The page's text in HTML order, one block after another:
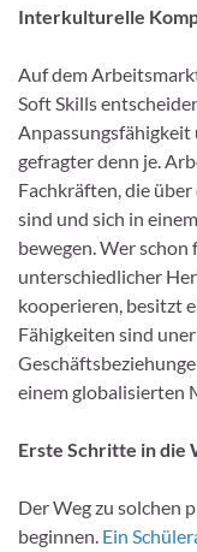
Interkulturelle
Auf dem
Soft Skills
Anpassungsfähigkeit
gefragter denn je.
Fachkräften, die
sind und sich in
bewegen. Wer
unterschiedlicher
kooperieren, besitzt
Fähigkeiten sind
einem globalisierten
Erste Schritte in
Der Weg zu solchen
beginnen. Ein